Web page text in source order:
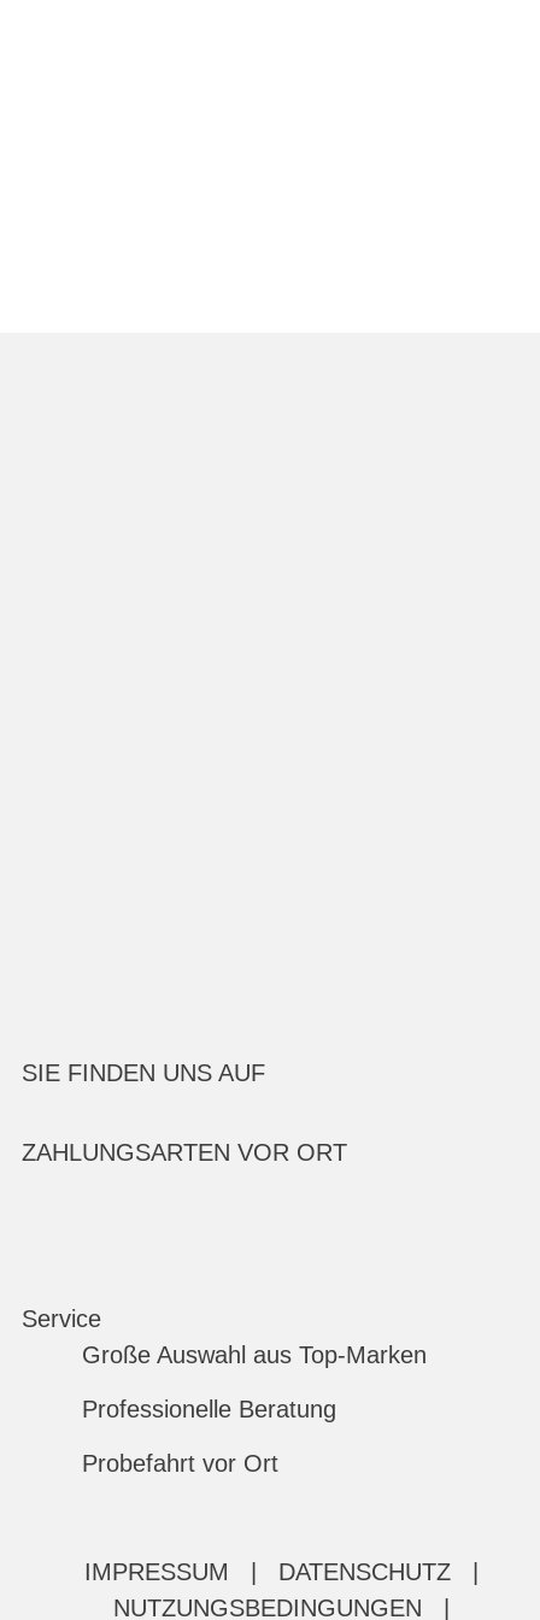
SIE FINDEN UNS AUF
ZAHLUNGSARTEN VOR ORT
Service
Große Auswahl aus Top-Marken
Professionelle Beratung
Probefahrt vor Ort
IMPRESSUM DATENSCHUTZ
NUTZUNGSBEDINGUNGEN